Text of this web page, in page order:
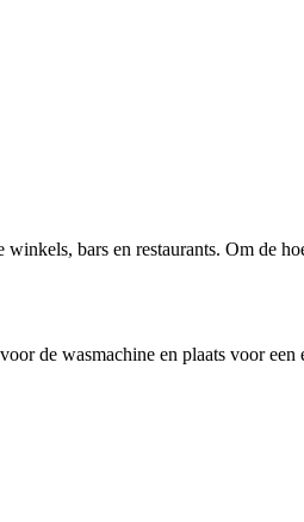
bars en restaurants. Om de
de wasmachine en plaats voor